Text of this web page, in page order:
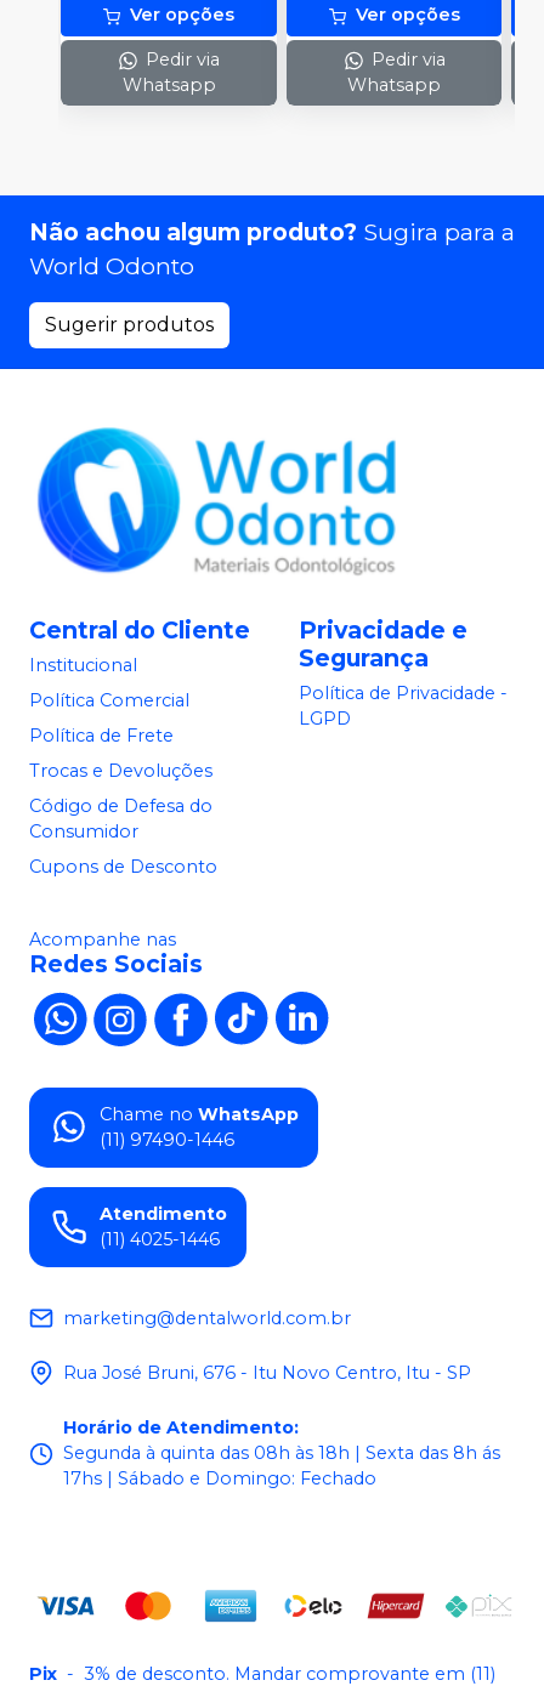
Ver opções
Pedir via
Whatsapp
Ver opções
Pedir via
Whatsapp
Não achou algum produto? Sugira para a
World Odonto
Sugerir produtos
Central do Cliente
Institucional
Política Comercial
Política de Frete
Trocas e Devoluções
Código de Defesa do
Consumidor
Cupons de Desconto
Privacidade e
Segurança
Política de Privacidade -
LGPD
Acompanhe nas
Redes Sociais
Chame no WhatsApp
(11) 97490-1446
Atendimento
(11) 4025-1446
marketing@dentalworld.com.br
Rua José Bruni, 676 - Itu Novo Centro, Itu - SP
Horário de Atendimento:
Segunda à quinta das 08h às 18h | Sexta das 8h ás
17hs | Sábado e Domingo: Fechado
Pix - 3% de desconto. Mandar comprovante em (11)